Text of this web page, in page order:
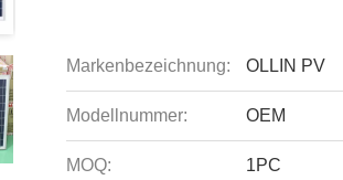
Markenbezeichnung: OLLIN PV
Modellnummer: OEM
MOQ: 1PC